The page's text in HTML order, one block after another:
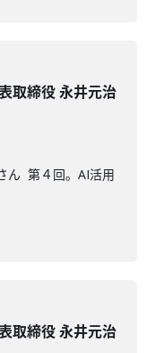
取締役 永井元治
ん 第４回。AI活用
取締役 永井元治